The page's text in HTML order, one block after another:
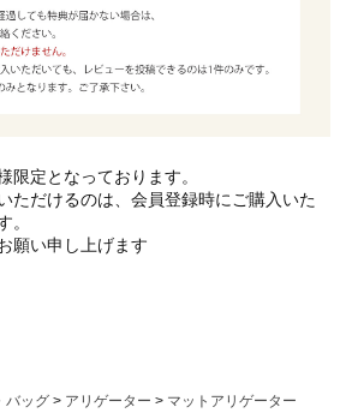
定となっております。
ただけるのは、会員登録時にご購入いた
。
願い申し上げます
バッグ アリゲーター
マットアリゲーター